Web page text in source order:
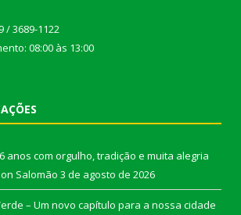
/ 3689-1122
08:00 às 13:00
anos com orgulho, tradição e muita alegria
Salomão 3 de agosto de 2026
– Um novo capítulo para a nossa cidade